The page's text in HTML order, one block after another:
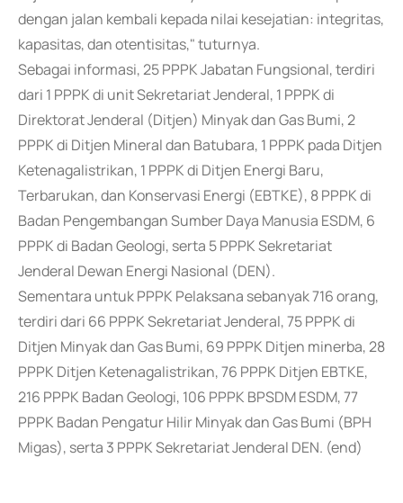
dengan jalan kembali kepada nilai kesejatian: integritas,
kapasitas, dan otentisitas," tuturnya.
Sebagai informasi, 25 PPPK Jabatan Fungsional, terdiri
dari 1 PPPK di unit Sekretariat Jenderal, 1 PPPK di
Direktorat Jenderal (Ditjen) Minyak dan Gas Bumi, 2
PPPK di Ditjen Mineral dan Batubara, 1 PPPK pada Ditjen
Ketenagalistrikan, 1 PPPK di Ditjen Energi Baru,
Terbarukan, dan Konservasi Energi (EBTKE), 8 PPPK di
Badan Pengembangan Sumber Daya Manusia ESDM, 6
PPPK di Badan Geologi, serta 5 PPPK Sekretariat
Jenderal Dewan Energi Nasional (DEN).
Sementara untuk PPPK Pelaksana sebanyak 716 orang,
terdiri dari 66 PPPK Sekretariat Jenderal, 75 PPPK di
Ditjen Minyak dan Gas Bumi, 69 PPPK Ditjen minerba, 28
PPPK Ditjen Ketenagalistrikan, 76 PPPK Ditjen EBTKE,
216 PPPK Badan Geologi, 106 PPPK BPSDM ESDM, 77
PPPK Badan Pengatur Hilir Minyak dan Gas Bumi (BPH
Migas), serta 3 PPPK Sekretariat Jenderal DEN. (end)